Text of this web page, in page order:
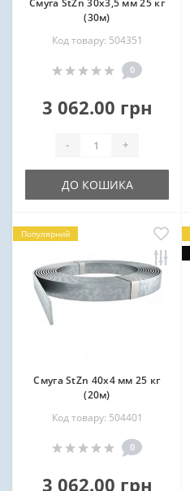
(30м)
Код товару: 504351
0
3 062.00 грн
- +
ДО КОШИКА
Популярний
Смуга StZn 40х4 мм 25 кг
(20м)
Код товару: 504401
0
3 062.00 грн